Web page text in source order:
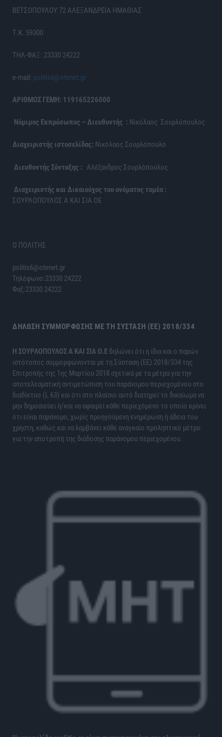
ΒΕΤΣΟΠΟΥΛΟΥ 72 ΑΛΕΞΑΝΔΡΕΙΑ ΗΜΑΘΙΑΣ
Τ.Κ. 59300
ΤΗΛ-ΦΑΞ: 23330 24222
e-mail: politis6@otenet.gr
ΑΡΙΘΜΟΣ ΓΕΜΗ: 119165226000
Νόμιμος Εκπρόσωπος – Διευθυντής : Νικόλαος Σουρλόπουλος
Διαχειριστής ιστοσελίδας: Νικόλαος Σουρλόπουλο
Διευθυντής Σύνταξης : Αλέξανδρος Σουρλόπουλος
Διαχειριστής και Δικαιούχος του ονόματος τομέα :
ΣΟΥΡΛΟΠΟΥΛΟΣ Α ΚΑΙ ΣΙΑ ΟΕ
Ο ΠΟΛΙΤΗΣ
politis6@otenet.gr
Τηλέφωνο:23330 24222
Φαξ:23330 24222
ΔΉΛΩΣΗ ΣΥΜΜΌΡΦΩΣΗΣ ΜΕ ΤΗ ΣΎΣΤΑΣΗ (ΕΕ) 2018/334
H ΣΟΥΡΛΟΠΟΥΛΟΣ Α ΚΑΙ ΣΙΑ Ο.Ε δηλώνει ότι η ίδια και ο παρών
ιστότοπος συμμορφώνονται με τη Σύσταση (ΕΕ) 2018/334 της
Επιτροπής της 1ης Μαρτίου 2018 σχετικά με τα μέτρα για την
αποτελεσματική αντιμετώπιση του παράνομου περιεχομένου στο
διαδίκτυο (L 63) και ότι στο πλαίσιο αυτό διατηρεί το δικαίωμα να
μην δημοσιεύει ή/και να αφαιρεί κάθε περιεχόμενο το οποίο κρίνει
ότι είναι παράνομο, χωρίς προηγούμενη ενημέρωση ή άδεια του
χρήστη, καθώς και να λαμβάνει κάθε αναγκαίο προληπτικό μέτρο
για την αποτροπή της διάδοσης παράνομου περιεχομένου.